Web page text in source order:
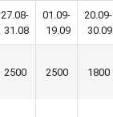
27.08-
31.08
01.09-
19.09
20.09-
30.09
2500 2500 1800